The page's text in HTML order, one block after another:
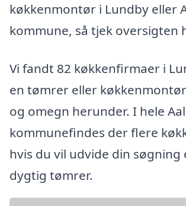
køkkenmontør i Lundby eller
kommune, så tjek oversigten
Vi fandt 82 køkkenfirmaer i
en tømrer eller
og omegn herunder. I hele
kommunefindes der flere
hvis du vil udvide din søgning
dygtig tømrer.